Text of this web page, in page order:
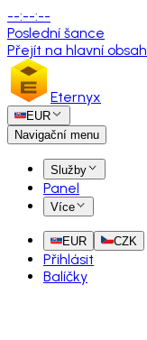
--:--:--
Poslední šance
Přejít na hlavní obsah
Eternyx
EUR
Navigační menu
Služby
Panel
Více
EUR CZK
Přihlásit
Balíčky